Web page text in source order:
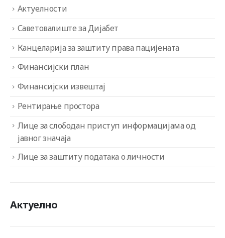
Актуелности
Саветовалиште за Дијабет
Канцеларија за заштиту права пацијената
Финансијски план
Финансијски извештај
Рентирање простора
Лице за слободан приступ информацијама од
јавног значаја
Лице за заштиту података о личности
Актуелно